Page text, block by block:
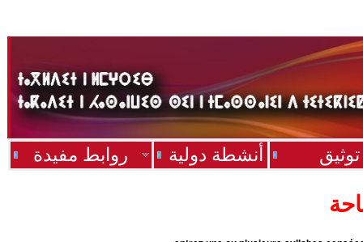
روابط مفيدة أنشطة دولية توثيق